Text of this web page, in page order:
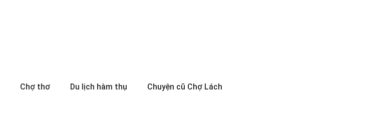
Chợ thơ Du lịch hàm thụ Chuyện cũ Chợ Lách